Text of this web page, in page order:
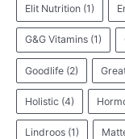
Elit Nutrition (1)
G&G Vitamins (1)
Goodlife (2)
Holistic (4)
Lindroos (1)